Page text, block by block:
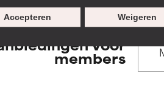
Weigeren
Accepteren
Kan in sommige gevallen
dat het meer kwaad dan goed doet.
Kan in sommige gevallen
dat het meer kwaad dan goed doet.
voor
members